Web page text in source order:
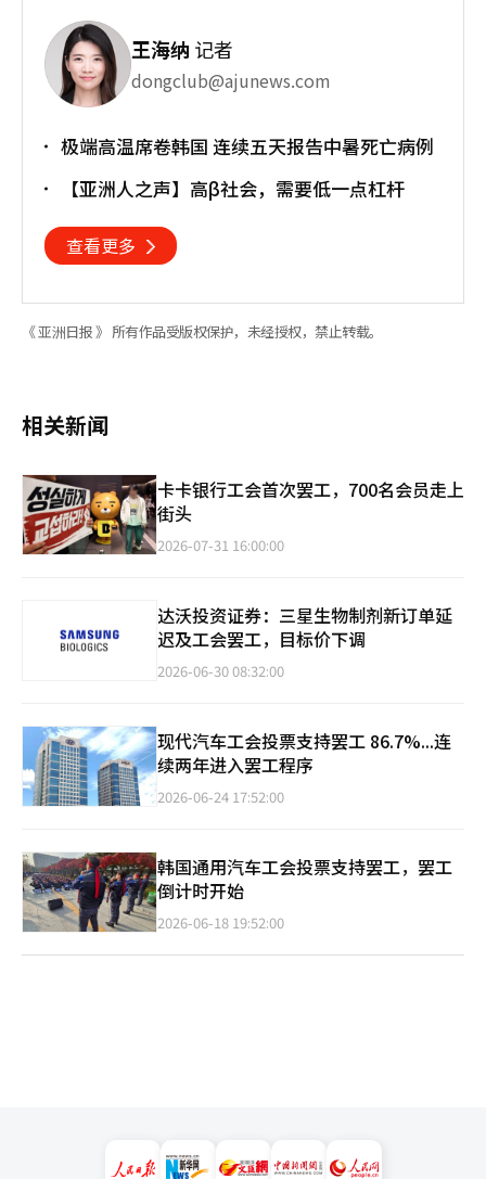
王海纳 记者
dongclub@ajunews.com
极端高温席卷韩国 连续五天报告中暑死亡病例
【亚洲人之声】高β社会，需要低一点杠杆
查看更多
《 亚洲日报 》 所有作品受版权保护，未经授权，禁止转载。
相关新闻
卡卡银行工会首次罢工，700名会员走上
街头
2026-07-31 16:00:00
达沃投资证券：三星生物制剂新订单延
迟及工会罢工，目标价下调
2026-06-30 08:32:00
现代汽车工会投票支持罢工 86.7%...连
续两年进入罢工程序
2026-06-24 17:52:00
韩国通用汽车工会投票支持罢工，罢工
倒计时开始
2026-06-18 19:52:00